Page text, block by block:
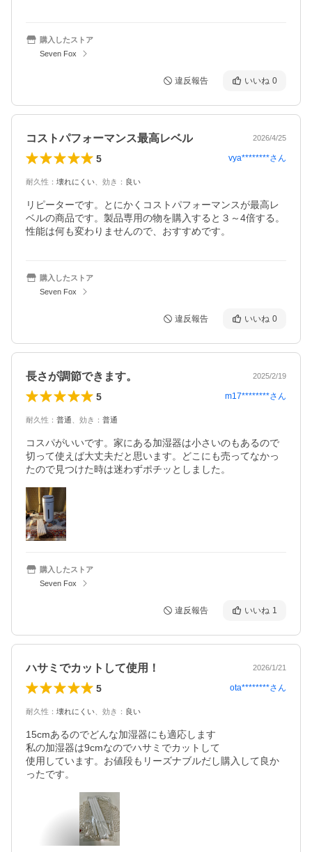
購入したストア
Seven Fox
違反報告 いいね 0
コストパフォーマンス最高レベル 2026/4/25
5 vya********さん
耐久性 ： 壊れにくい 効き ： 良い
リピーターです。とにかくコストパフォーマンスが最高レ
ベルの商品です。製品専用の物を購入すると３～4倍する。
性能は何も変わりませんので、おすすめです。
購入したストア
Seven Fox
違反報告 いいね 0
長さが調節できます。 2025/2/19
5 m17********さん
耐久性 ： 普通 効き ： 普通
コスパがいいです。家にある加湿器は小さいのもあるので
切って使えば大丈夫だと思います。どこにも売ってなかっ
たので見つけた時は迷わずポチッとしました。
購入したストア
Seven Fox
違反報告 いいね 1
ハサミでカットして使用！ 2026/1/21
5 ota********さん
耐久性 ： 壊れにくい 効き ： 良い
15cmあるのでどんな加湿器にも適応します
私の加湿器は9cmなのでハサミでカットして
使用しています。お値段もリーズナブルだし購入して良か
ったです。